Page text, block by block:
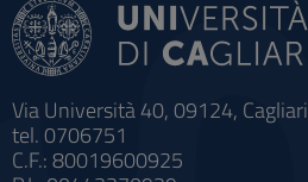
Via Università 40, 09124, Cagliari
tel. 0706751
C.F.: 80019600925